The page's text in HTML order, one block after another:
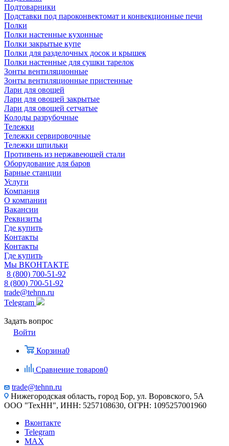
Подтоварники
Подставки под пароконвектомат и конвекционные печи
Полки
Полки настенные кухонные
Полки закрытые купе
Полки для разделочных досок и крышек
Полки настенные для сушки тарелок
Зонты вентиляционные
Зонты вентиляционные пристенные
Лари для овощей
Лари для овощей закрытые
Лари для овощей сетчатые
Колоды разрубочные
Тележки
Тележки сервировочные
Тележки шпильки
Противень из нержавеющей стали
Оборудование для баров
Барные станции
Услуги
Компания
О компании
Вакансии
Реквизиты
Где купить
Контакты
Контакты
Где купить
Мы ВКОНТАКТЕ
8 (800) 700-51-92
8 (800) 700-51-92
trade@tehnn.ru
Telegram
Задать вопрос
Войти
Корзина0
Сравнение товаров0
trade@tehnn.ru
Нижегородская область, город Бор, ул. Воровского, 5А
ООО "ТехНН", ИНН: 5257108630, ОГРН: 1095257001960
Вконтакте
Telegram
MAX